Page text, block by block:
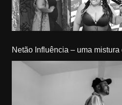
Netão Influência – uma